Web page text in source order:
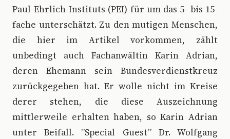
Paul-Ehrlich-Instituts (PEI) für um das 5- bis 15-
fache unterschätzt. Zu den mutigen Menschen,
die hier im Artikel vorkommen, zählt
unbedingt auch Fachanwältin Karin Adrian,
deren Ehemann sein Bundesverdienstkreuz
zurückgegeben hat. Er wolle nicht im Kreise
derer stehen, die diese Auszeichnung
mittlerweile erhalten haben, so Karin Adrian
unter Beifall. ”Special Guest” Dr. Wolfgang